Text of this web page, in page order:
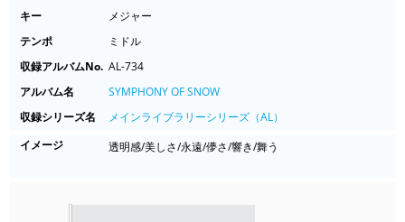
キー
メジャー
テンポ
ミドル
収録アルバムNo. AL-734
アルバム名
SYMPHONY OF SNOW
収録シリーズ名
メインライブラリーシリーズ（AL）
イメージ
透明感/美しさ/永遠/儚さ/響き/舞う